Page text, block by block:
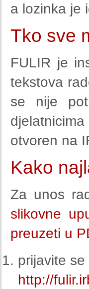
a lozinka je
Tko sve
FULIR je
tekstova
se nije
otvoren na
Kako
Za unos
slikovne
preuzeti u
prijavite
http://